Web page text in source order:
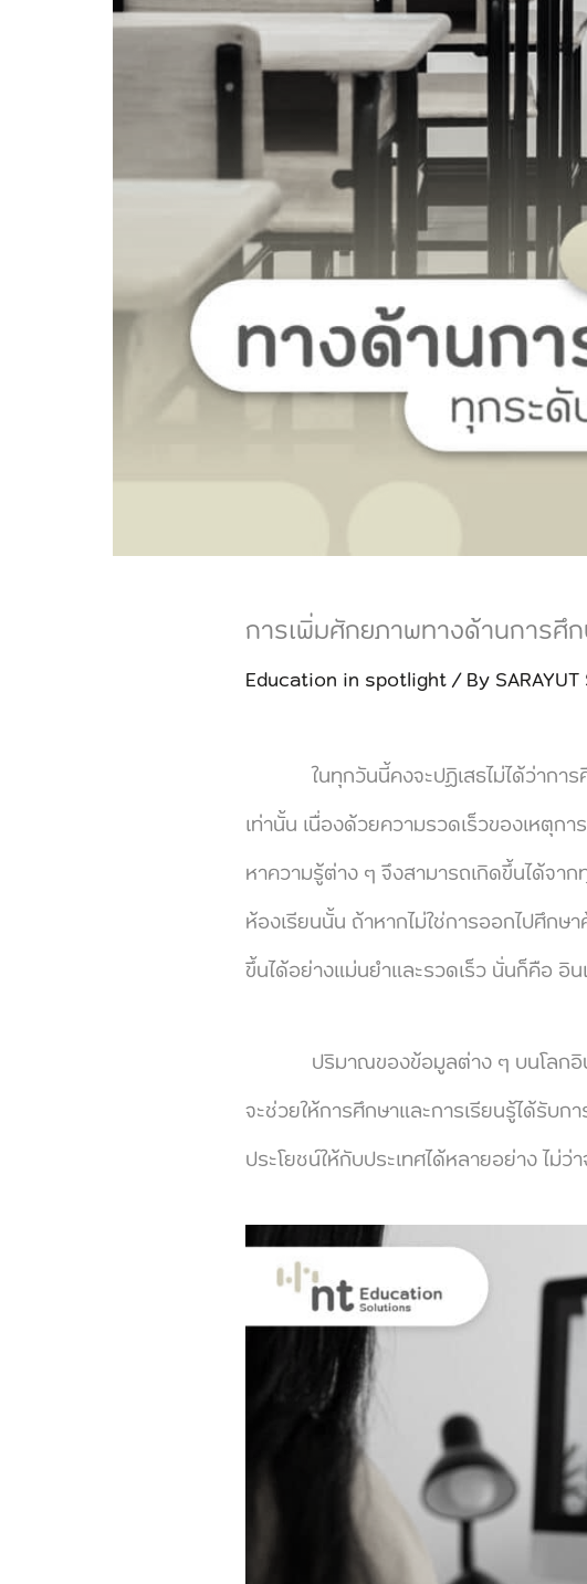
การเพิ่มศักยภาพทางด้านการศึ
Education in spotlight/ By SARAYUT
ในทุกวันนี้คงจะปฏิเสธไม่ได้ว่าการศึก
เท่านั้น เนื่องด้วยความรวดเร็วของเหตุก
หาความรู้ต่าง ๆ จึงสามารถเกิดขึ้นได้จา
ห้องเรียนนั้น ถ้าหากไม่ใช่การออกไปศึกษ
ขึ้นได้อย่างแม่นยำและรวดเร็ว นั่นก็คือ อิน
ปริมาณของข้อมูลต่าง ๆ บนโลกอินเ
จะช่วยให้การศึกษาและการเรียนรู้ได้รับ
ประโยชน์ให้กับประเทศได้หลายอย่าง ไม่